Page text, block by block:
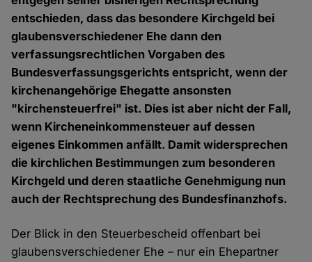
entschieden, dass das besondere Kirchgeld bei
glaubensverschiedener Ehe dann den
verfassungsrechtlichen Vorgaben des
Bundesverfassungsgerichts entspricht, wenn der
kirchenangehörige Ehegatte ansonsten
"kirchensteuerfrei" ist. Dies ist aber nicht der Fall,
wenn Kircheneinkommensteuer auf dessen
eigenes Einkommen anfällt. Damit widersprechen
die kirchlichen Bestimmungen zum besonderen
Kirchgeld und deren staatliche Genehmigung nun
auch der Rechtsprechung des Bundesfinanzhofs.
Der Blick in den Steuerbescheid offenbart bei
glaubensverschiedener Ehe – nur ein Ehepartner